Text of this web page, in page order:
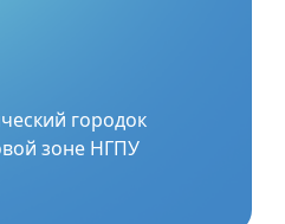
городок
зоне НГПУ